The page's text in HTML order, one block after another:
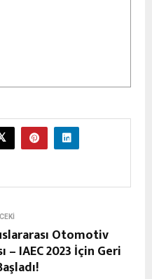
Otomotiv
IAEC 2023 İçin Geri